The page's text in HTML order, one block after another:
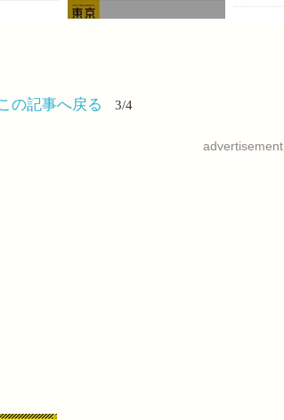
この記事へ戻る 3/4
advertisement